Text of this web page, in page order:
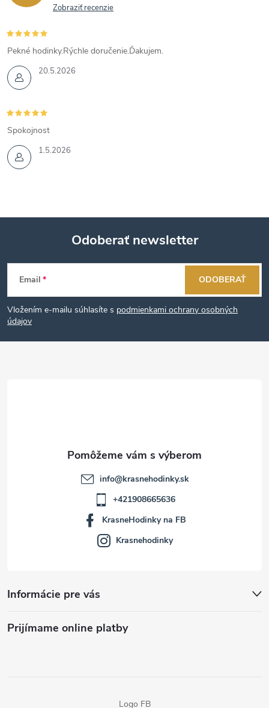
Zobraziť recenzie
20.5.2026
Pekné hodinky.Rýchle doručenie.Ďakujem.
1.5.2026
Spokojnost
Z
á
p
Odoberať newsletter
Email
Vložením e-mailu súhlasíte s podmienkami ochrany osobných
údajov
ODOBERAŤ
Informácie pre vás
Prijímame online platby
info@krasnehodinky.sk
+421908665636
KrasneHodinky na FB
Krasnehodinky
Logo FB